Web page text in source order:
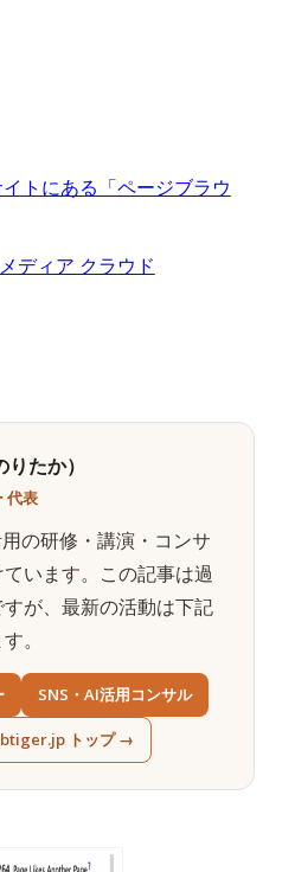
トにある「ページブラウ
ディア クラウド
たか）
代表
の研修・講演・コンサ
います。この記事は過
が、最新の活動は下記
。
SNS・AI活用コンサル
トップ →